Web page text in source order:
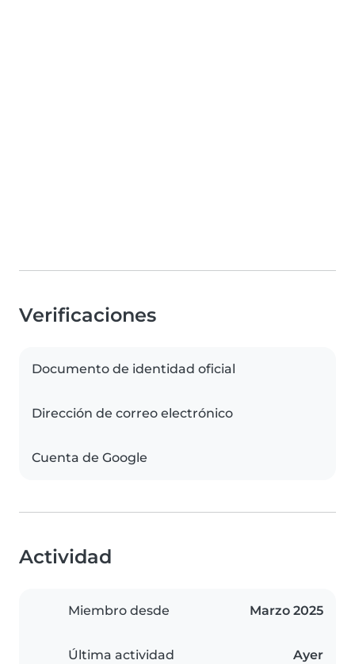
Verificaciones
Documento de identidad oficial
Dirección de correo electrónico
Cuenta de Google
Actividad
Miembro desde Marzo 2025
Última actividad Ayer